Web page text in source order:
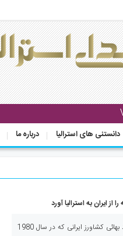
دانستنی های استرالیا درباره ما
ایران به استرالیا آورد
صدای استرالیا- مهران مهدوی، یک مرد بهائی کشاورز ایرانی که در سال 1980